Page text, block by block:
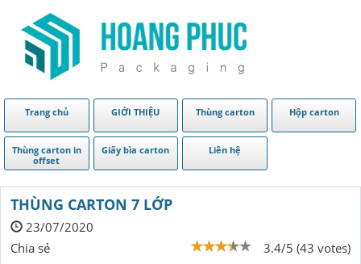
Trang chủ GIỚI THIỆU Thùng carton Hộp carton
Thùng carton in
offset
Giấy bìa carton Liên hệ
THÙNG CARTON 7 LỚP
23/07/2020
3.4/5 (43 votes)
Chia sẻ